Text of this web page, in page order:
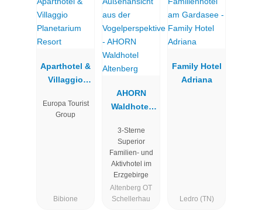
Aparthotel &
Villaggio
Resort
Europa Tourist
Group
Bibione
AHORN
Waldhotel
3-Sterne
Superior
Familien- und
Aktivhotel im
Erzgebirge
Altenberg OT
Schellerhau
Family Hotel
Adriana
Ledro (TN)